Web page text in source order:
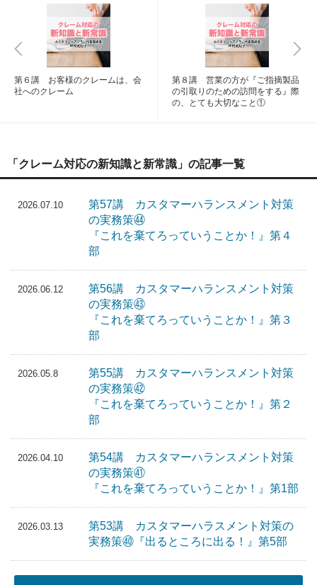
第６講 お客様のクレームは、会
社へのクレーム
第８講 営業の方が『ご指摘製品
の引取りのための訪問をする』際
の、とても大切なこと①
「クレーム対応の新知識と新常識」の記事一覧
2026.07.10
第57講 カスタマーハランスメント対策
の実務策㊹
『これを棄てろっていうことか！』第４
部
2026.06.12
第56講 カスタマーハランスメント対策
の実務策㊸
『これを棄てろっていうことか！』第３
部
2026.05.8
第55講 カスタマーハランスメント対策
の実務策㊷
『これを棄てろっていうことか！』第２
部
2026.04.10
第54講 カスタマーハランスメント対策
の実務策㊶
『これを棄てろっていうことか！』第1部
2026.03.13
第53講 カスタマーハラスメント対策の
実務策㊵『出るところに出る！』第5部